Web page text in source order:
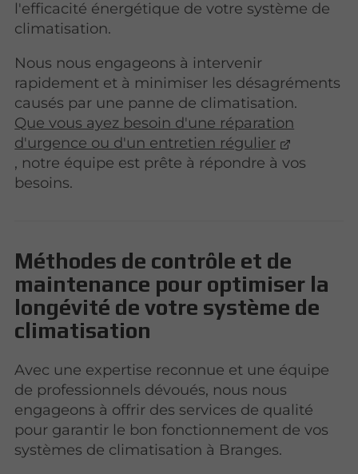
l'efficacité énergétique de votre système de
climatisation.
Nous nous engageons à intervenir
rapidement et à minimiser les désagréments
causés par une panne de climatisation.
Que vous ayez besoin d'une réparation
d'urgence ou d'un entretien régulier
, notre équipe est prête à répondre à vos
besoins.
Méthodes de contrôle et de
maintenance pour optimiser la
longévité de votre système de
climatisation
Avec une expertise reconnue et une équipe
de professionnels dévoués, nous nous
engageons à offrir des services de qualité
pour garantir le bon fonctionnement de vos
systèmes de climatisation à Branges.